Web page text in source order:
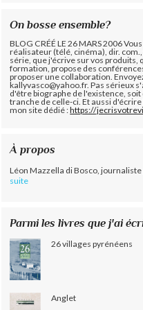
On bosse ensemble?
BLOG CRÉÉ LE 26 MARS 2006
réalisateur (télé, cinéma), dir.
série, que j'écrive sur vos produits,
formation, propose des
proposer une collaboration.
kallyvasco@yahoo.fr. Pas sérieux
d'être biographe de l'existence,
tranche de celle-ci. Et aussi
mon site dédié :https://
À propos
Léon Mazzella di Bosco,
suite
Parmi les livres que j'ai
26 villages pyrénéens
Anglet